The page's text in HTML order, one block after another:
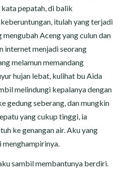
pepatah, di balik
itulah yang terjadi
Aceng yang culun dan
internet menjadi seorang
melamun memandang
hujan lebat, kulihat bu Aida
melindungi kepalanya dengan
gedung seberang, dan mungkin
yang cukup tinggi, ia
ke genangan air. Aku yang
menghampirinya.
sambil membantunya berdiri.